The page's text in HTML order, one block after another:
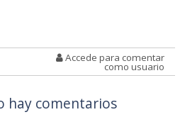
Accede para comentar
como usuario
hay comentarios